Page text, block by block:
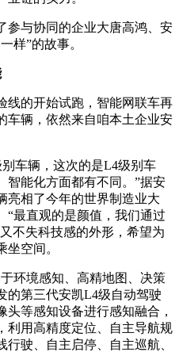
参与协同的企业大唐高鸿、安
样”的故事。
线的开始试跑，智能网联车再
车辆，依然来自咱本土企业安
车辆，这次的是L4级别车
智能化方面都有不同。”据安
亮相了今年的世界制造业大
“最直观的是颜值，我们通过
不失科技感的外形，希望为
空间。
环境感知、高精地图、决策
的第三代安凯L4级自动驾驶
等感知设备进行感知融合，
利用高精度定位、自主导航规
驶、自主启停、自主巡航、